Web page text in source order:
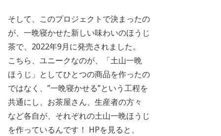
そして、このプロジェクトで決まったの
が、一晩寝かせた新しい味わいのほうじ
茶で、2022年9月に発売されました。
こちら、ユニークなのが、「土山一晩
ほうじ」としてひとつの商品を作ったの
ではなく、”一晩寝かせる”という工程を
共通にし、お茶屋さん、生産者の方々
など各自が、それぞれの土山一晩ほうじ
を作っているんです！ HPを見ると、